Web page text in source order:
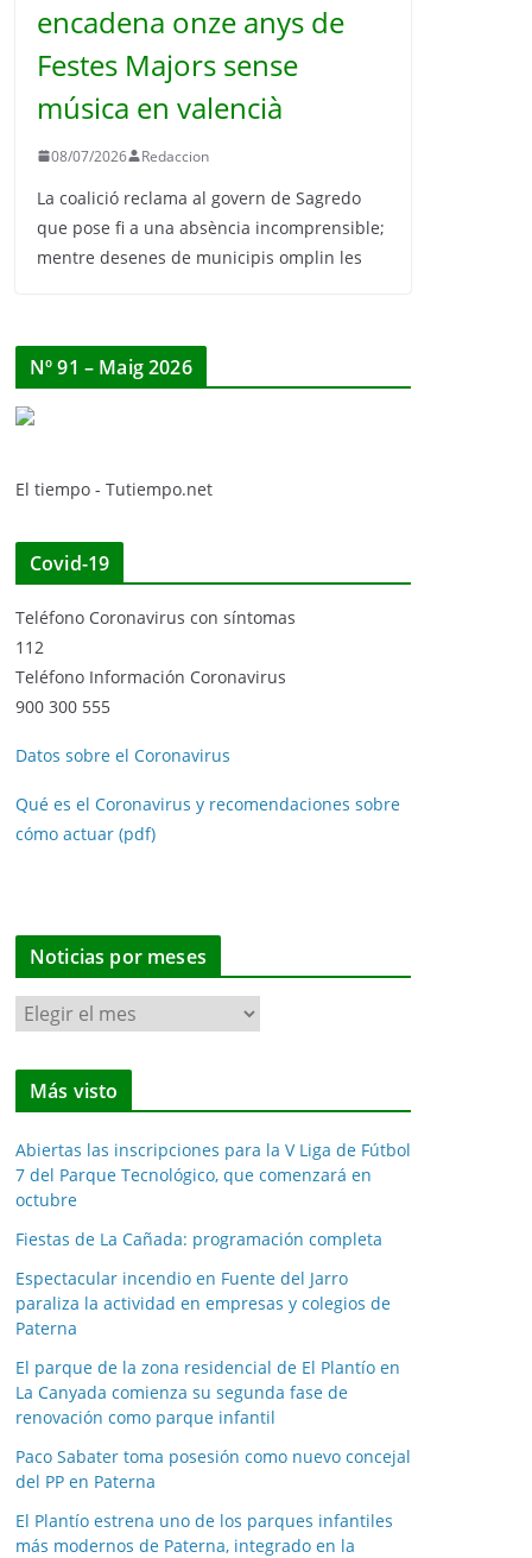
encadena onze anys de
Festes Majors sense
música en valencià
08/07/2026 Redaccion
La coalició reclama al govern de Sagredo
que pose fi a una absència incomprensible;
mentre desenes de municipis omplin les
Nº 91 – Maig 2026
El tiempo - Tutiempo.net
Covid-19
Teléfono Coronavirus con síntomas
112
Teléfono Información Coronavirus
900 300 555
Datos sobre el Coronavirus
Qué es el Coronavirus y recomendaciones sobre
cómo actuar (pdf)
Noticias por meses
N
o
t
i
a
p
o
r
m
e
s
e
s
Más visto
Abiertas las inscripciones para la V Liga de Fútbol
7 del Parque Tecnológico, que comenzará en
octubre
Fiestas de La Cañada: programación completa
Espectacular incendio en Fuente del Jarro
paraliza la actividad en empresas y colegios de
Paterna
El parque de la zona residencial de El Plantío en
La Canyada comienza su segunda fase de
renovación como parque infantil
Paco Sabater toma posesión como nuevo concejal
del PP en Paterna
El Plantío estrena uno de los parques infantiles
más modernos de Paterna, integrado en la